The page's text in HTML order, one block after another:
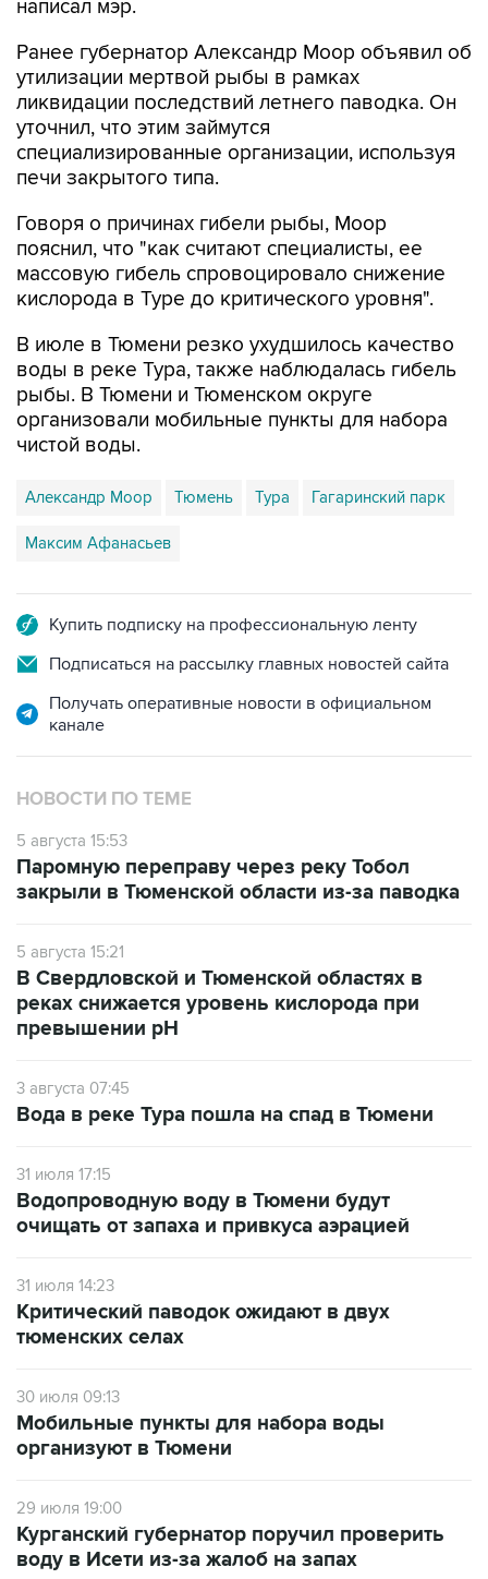
написал мэр.
Ранее губернатор Александр Моор объявил об
утилизации мертвой рыбы в рамках
ликвидации последствий летнего паводка. Он
уточнил, что этим займутся
специализированные организации, используя
печи закрытого типа.
Говоря о причинах гибели рыбы, Моор
пояснил, что "как считают специалисты, ее
массовую гибель спровоцировало снижение
кислорода в Туре до критического уровня".
В июле в Тюмени резко ухудшилось качество
воды в реке Тура, также наблюдалась гибель
рыбы. В Тюмени и Тюменском округе
организовали мобильные пункты для набора
чистой воды.
Александр Моор Тюмень Тура Гагаринский парк
Максим Афанасьев
Купить подписку на профессиональную ленту
Подписаться на рассылку главных новостей сайта
Получать оперативные новости в официальном
канале
НОВОСТИ ПО ТЕМЕ
5 августа 15:53
Паромную переправу через реку Тобол
закрыли в Тюменской области из-за паводка
5 августа 15:21
В Свердловской и Тюменской областях в
реках снижается уровень кислорода при
превышении рН
3 августа 07:45
Вода в реке Тура пошла на спад в Тюмени
31 июля 17:15
Водопроводную воду в Тюмени будут
очищать от запаха и привкуса аэрацией
31 июля 14:23
Критический паводок ожидают в двух
тюменских селах
30 июля 09:13
Мобильные пункты для набора воды
организуют в Тюмени
29 июля 19:00
Курганский губернатор поручил проверить
воду в Исети из-за жалоб на запах